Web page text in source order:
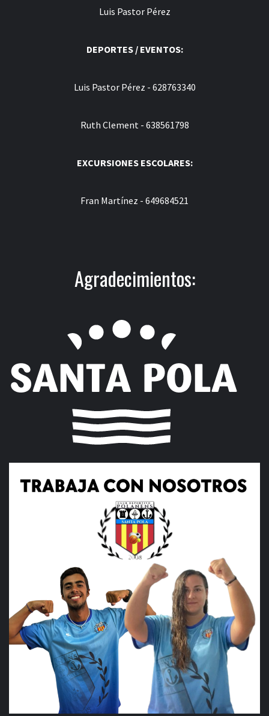
Luis Pastor Pérez
DEPORTES / EVENTOS:
Luis Pastor Pérez - 628763340
Ruth Clement - 638561798
EXCURSIONES ESCOLARES:
Fran Martínez - 649684521
Agradecimientos: